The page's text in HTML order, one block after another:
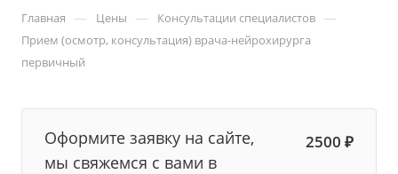
Главная — Цены — Консультации специалистов —
Прием (осмотр, консультация) врача-нейрохирурга
первичный
Оформите заявку на сайте,
мы свяжемся с вами в
2500 ₽